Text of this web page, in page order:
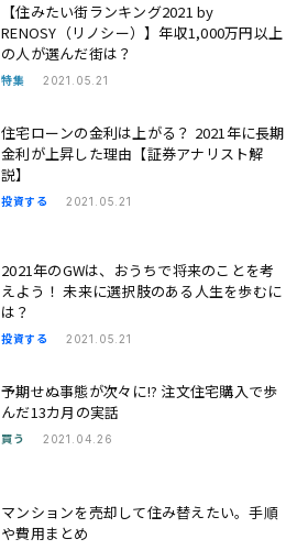
【住みたい街ランキング2021 by
RENOSY（リノシー）】年収1,000万円以上
の人が選んだ街は？
特集 2021.05.21
住宅ローンの金利は上がる？ 2021年に長期
金利が上昇した理由【証券アナリスト解
説】
投資する 2021.05.21
2021年のGWは、おうちで将来のことを考
えよう！ 未来に選択肢のある人生を歩むに
は？
投資する 2021.05.21
予期せぬ事態が次々に!? 注文住宅購入で歩
んだ13カ月の実話
買う 2021.04.26
マンションを売却して住み替えたい。手順
や費用まとめ